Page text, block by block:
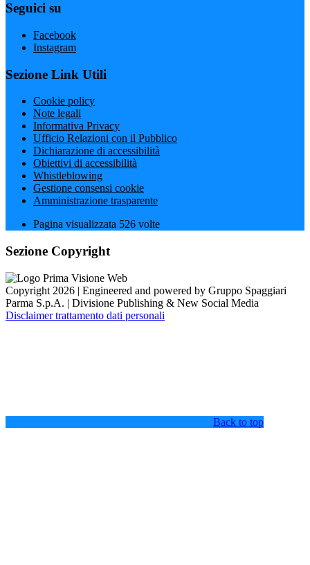
Seguici su
Facebook
Instagram
Sezione Link Utili
Cookie policy
Note legali
Informativa Privacy
Ufficio Relazioni con il Pubblico
Dichiarazione di accessibilità
Obiettivi di accessibilità
Whistleblowing
Gestione consensi cookie
Amministrazione trasparente
Pagina visualizzata 526 volte
Sezione Copyright
Copyright 2026 | Engineered and powered by Gruppo Spaggiari
Parma S.p.A. | Divisione Publishing & New Social Media
Disclaimer trattamento dati personali
Back to top